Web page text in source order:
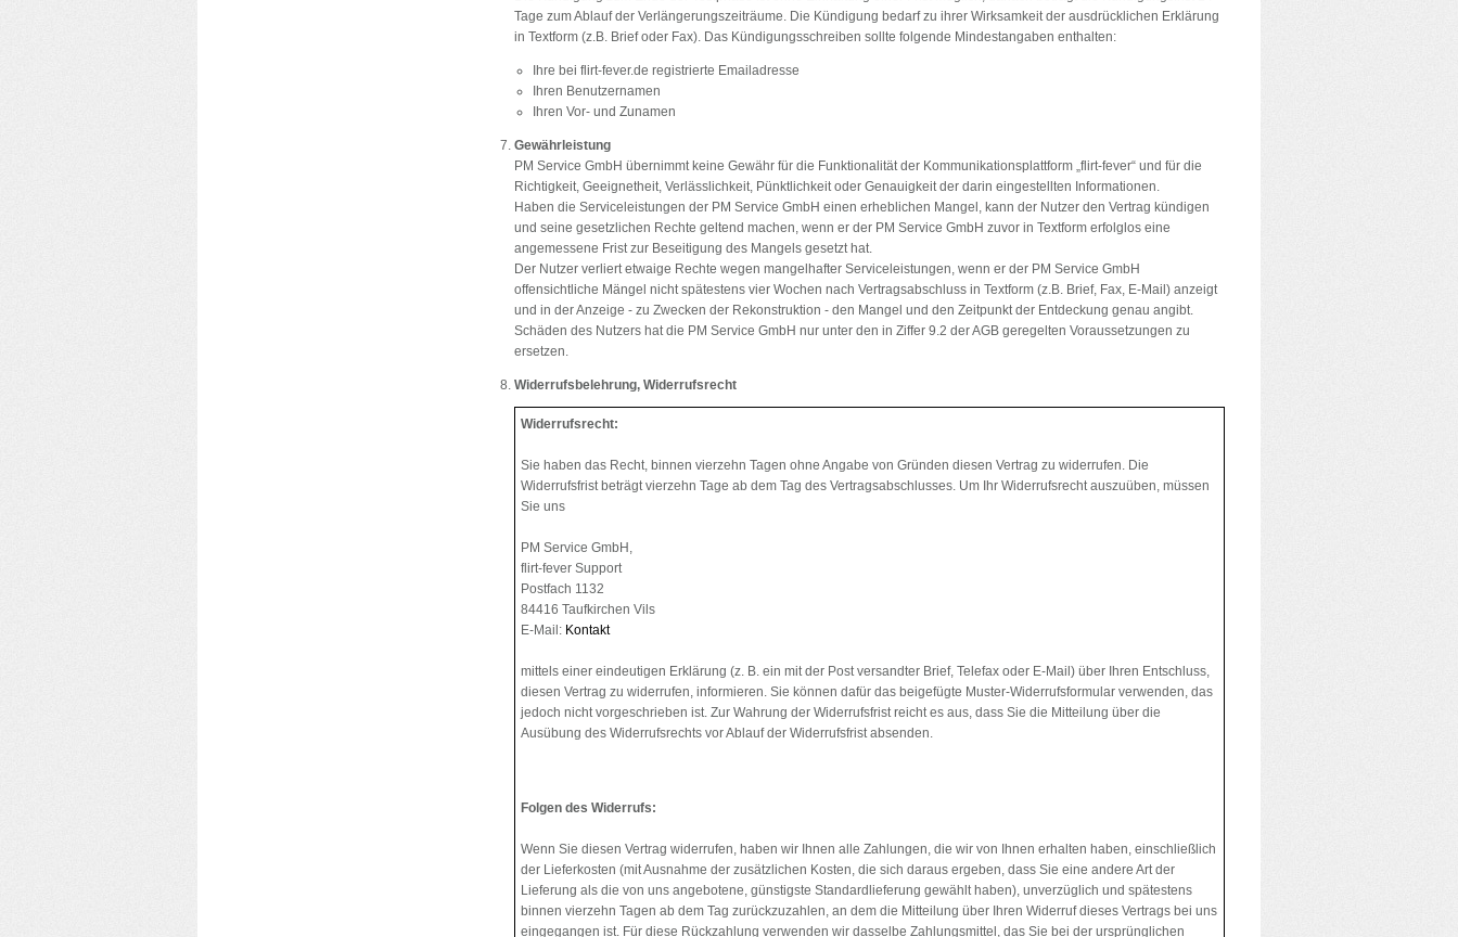
Tage zum Ablauf der Verlängerungszeiträume. Die Kündigung bedarf zu ihrer Wirksamkeit der ausdrücklichen Erklärung
in Textform (z.B. Brief oder Fax). Das Kündigungsschreiben sollte folgende Mindestangaben enthalten:
Ihre bei flirt-fever.de registrierte Emailadresse
Ihren Benutzernamen
Ihren Vor- und Zunamen
Gewährleistung
PM Service GmbH übernimmt keine Gewähr für die Funktionalität der Kommunikationsplattform „flirt-fever“ und für die
Richtigkeit, Geeignetheit, Verlässlichkeit, Pünktlichkeit oder Genauigkeit der darin eingestellten Informationen.
Haben die Serviceleistungen der PM Service GmbH einen erheblichen Mangel, kann der Nutzer den Vertrag kündigen
und seine gesetzlichen Rechte geltend machen, wenn er der PM Service GmbH zuvor in Textform erfolglos eine
angemessene Frist zur Beseitigung des Mangels gesetzt hat.
Der Nutzer verliert etwaige Rechte wegen mangelhafter Serviceleistungen, wenn er der PM Service GmbH
offensichtliche Mängel nicht spätestens vier Wochen nach Vertragsabschluss in Textform (z.B. Brief, Fax, E-Mail) anzeigt
und in der Anzeige - zu Zwecken der Rekonstruktion - den Mangel und den Zeitpunkt der Entdeckung genau angibt.
Schäden des Nutzers hat die PM Service GmbH nur unter den in Ziffer 9.2 der AGB geregelten Voraussetzungen zu
ersetzen.
Widerrufsbelehrung, Widerrufsrecht
Widerrufsrecht:
Sie haben das Recht, binnen vierzehn Tagen ohne Angabe von Gründen diesen Vertrag zu widerrufen. Die
Widerrufsfrist beträgt vierzehn Tage ab dem Tag des Vertragsabschlusses. Um Ihr Widerrufsrecht auszuüben, müssen
Sie uns
PM Service GmbH,
flirt-fever Support
Postfach 1132
84416 Taufkirchen Vils
E-Mail: Kontakt
mittels einer eindeutigen Erklärung (z. B. ein mit der Post versandter Brief, Telefax oder E-Mail) über Ihren Entschluss,
diesen Vertrag zu widerrufen, informieren. Sie können dafür das beigefügte Muster-Widerrufsformular verwenden, das
jedoch nicht vorgeschrieben ist. Zur Wahrung der Widerrufsfrist reicht es aus, dass Sie die Mitteilung über die
Ausübung des Widerrufsrechts vor Ablauf der Widerrufsfrist absenden.
Folgen des Widerrufs:
Wenn Sie diesen Vertrag widerrufen, haben wir Ihnen alle Zahlungen, die wir von Ihnen erhalten haben, einschließlich
der Lieferkosten (mit Ausnahme der zusätzlichen Kosten, die sich daraus ergeben, dass Sie eine andere Art der
Lieferung als die von uns angebotene, günstigste Standardlieferung gewählt haben), unverzüglich und spätestens
binnen vierzehn Tagen ab dem Tag zurückzuzahlen, an dem die Mitteilung über Ihren Widerruf dieses Vertrags bei uns
eingegangen ist. Für diese Rückzahlung verwenden wir dasselbe Zahlungsmittel, das Sie bei der ursprünglichen